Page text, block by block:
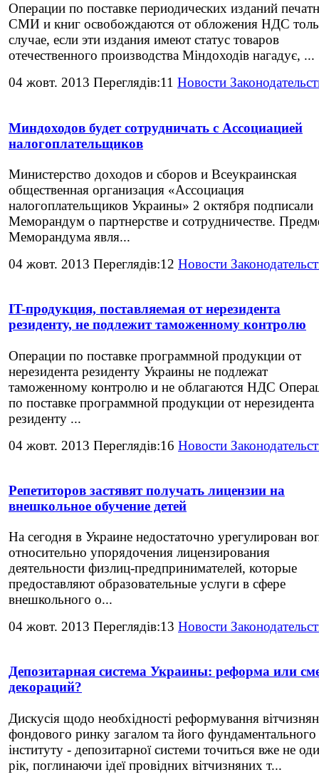
Операции по поставке периодических изданий
СМИ и книг освобождаются от обложения НДС
случае, если эти издания имеют статус товаров
отечественного производства Міндоходів нагадує, ...
04 жовт. 2013 Переглядів:11 Новости
Миндоходов будет сотрудничать с Ассоциацией
налогоплательщиков
Министерство доходов и сборов и Всеукраинская
общественная организация «Ассоциация
налогоплательщиков Украины» 2 октября подписали
Меморандум о партнерстве и сотрудничестве.
Меморандума явля...
04 жовт. 2013 Переглядів:12 Новости
IT-продукция, поставляемая от нерезидента
резиденту, не подлежит таможенному контролю
Операции по поставке программной продукции от
нерезидента резиденту Украины не подлежат
таможенному контролю и не облагаются НДС
по поставке программной продукции от нерезидента
резиденту ...
04 жовт. 2013 Переглядів:16 Новости
Репетиторов застявят получать лицензии на
внешкольное обучение детей
На сегодня в Украине недостаточно урегулирован
относительно упорядочения лицензирования
деятельности физлиц-предпринимателей, которые
предоставляют образовательные услуги в сфере
внешкольного о...
04 жовт. 2013 Переглядів:13 Новости
Депозитарная система Украины: реформа или
декораций?
Дискусія щодо необхідності реформування
фондового ринку загалом та його фундаментального
інституту - депозитарної системи точиться вже не
рік, поглинаючи ідеї провідних вітчизняних т...